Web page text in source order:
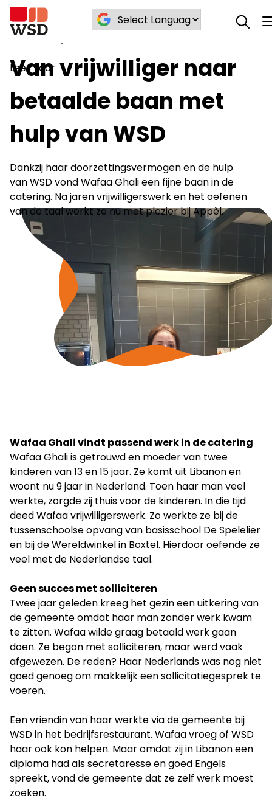
Lees voor
/Blog/
Van vrijwilliger naar betaalde baan met
Van vrijwilliger naar
betaalde baan met
hulp van WSD
Dankzij haar doorzettingsvermogen en de hulp
van WSD vond Wafaa Ghali een fijne baan in de
catering. Na jaren vrijwilligerswerk en het oefenen
van de taal werkt ze nu met plezier bij Appèl.
Wafaa Ghali vindt passend werk in de catering
Wafaa Ghali is getrouwd en moeder van twee
kinderen van 13 en 15 jaar. Ze komt uit Libanon en
woont nu 9 jaar in Nederland. Toen haar man veel
werkte, zorgde zij thuis voor de kinderen. In die tijd
deed Wafaa vrijwilligerswerk. Zo werkte ze bij de
tussenschoolse opvang van basisschool De Spelelier
en bij de Wereldwinkel in Boxtel. Hierdoor oefende ze
veel met de Nederlandse taal.
Geen succes met solliciteren
Twee jaar geleden kreeg het gezin een uitkering van
de gemeente omdat haar man zonder werk kwam
te zitten. Wafaa wilde graag betaald werk gaan
doen. Ze begon met solliciteren, maar werd vaak
afgewezen. De reden? Haar Nederlands was nog niet
goed genoeg om makkelijk een sollicitatiegesprek te
voeren.
Een vriendin van haar werkte via de gemeente bij
WSD in het bedrijfsrestaurant. Wafaa vroeg of WSD
haar ook kon helpen. Maar omdat zij in Libanon een
diploma had als secretaresse en goed Engels
spreekt, vond de gemeente dat ze zelf werk moest
zoeken.